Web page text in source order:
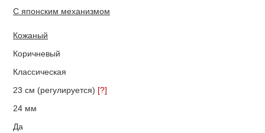
С японским механизмом
Кожаный
Коричневый
Классическая
23 см (регулируется) [?]
24 мм
Да